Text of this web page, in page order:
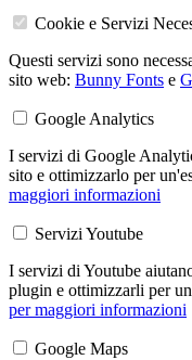
Cookie e Servizi
Questi servizi sono
sito web: Bunny Fonts e
Google Analytics
I servizi di Google
sito e ottimizzarlo per
maggiori informazioni
Servizi Youtube
I servizi di Youtube
plugin e ottimizzarli per
per maggiori informazioni
Google Maps